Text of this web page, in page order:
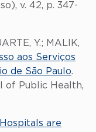
v. 42, p. 347-
Y.; MALIK,
aos Serviços
de São Paulo.
of Public Health,
are